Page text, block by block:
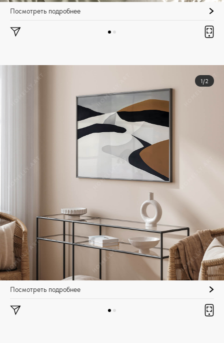
Посмотреть подробнее
1/2
Посмотреть подробнее